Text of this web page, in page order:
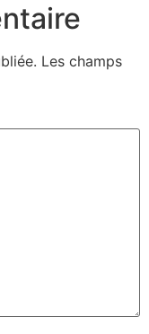
Les champs